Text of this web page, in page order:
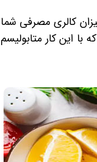
کالری مصرفی شما
با این کار متابولیسم